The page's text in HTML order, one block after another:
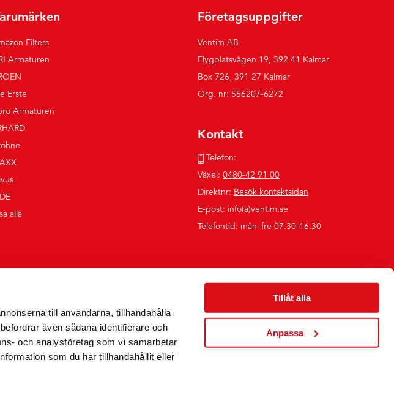
till användarna, tillhandahålla
även sådana identifierare och
och analysföretag som vi samarbetar
som du har tillhandahållit eller
Tillåt alla
Anpassa
Filters
Armaturen
Erste
Armaturen
alla
Företagsuppgifter
Ventim AB
Flygplatsvägen 19, 392 41 Kalmar
Box 726, 391 27 Kalmar
Org. nr: 556207-6272
Kontakt
Telefon:
Växel: 0480-42 91 00
Direktnr: Besök kontaktsidan
E-post: info(a)ventim.se
Telefontid: mån–fre 07.30-16.30